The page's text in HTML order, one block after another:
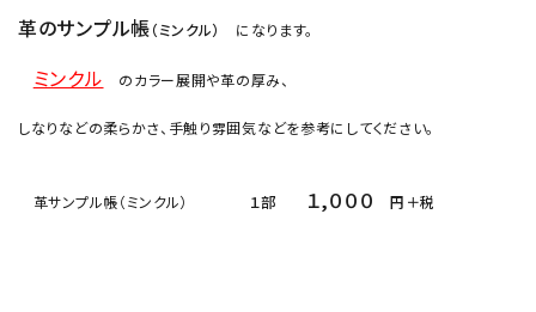
革のサンプル帳（ミンクル） になります。
ミンクル のカラー展開や革の厚み、
しなりなどの柔らかさ、手触り雰囲気などを参考にしてください。
革サンプル帳（ミンクル） １部 １,０００ 円＋税